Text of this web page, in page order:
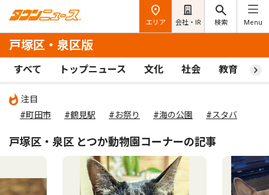
エリア 会社・IR 検索 Menu
戸塚区・泉区版
すべて トップニュース 文化 社会 教育 ス
注目
#町田市
#鶴見駅 #お祭り #海の公園 #スタバ
戸塚区・泉区 とつか動物園コーナーの記事